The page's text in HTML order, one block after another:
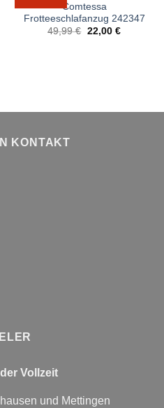
Comtessa
Frotteeschlafanzug 242347
49,99€ Ursprünglicher
22,00 €Aktueller
KONTAKT
Vollzeit
und Mettingen